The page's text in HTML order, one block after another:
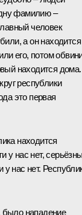
фамилию –
человек
а он находится
его, потом
находится дома.
республики
это первая
находится
у нас нет,
у нас нет.
было нападение